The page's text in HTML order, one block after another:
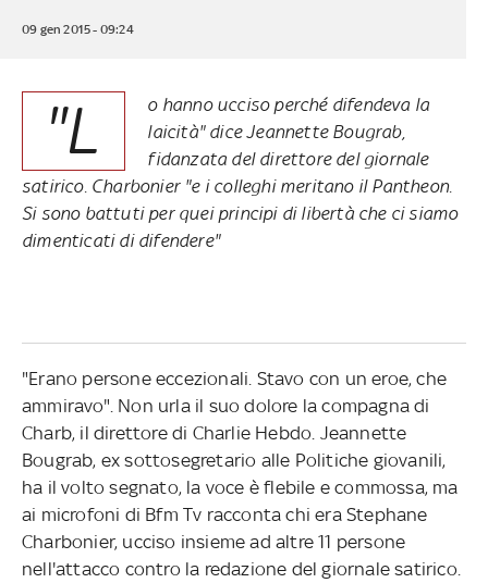
09 gen 2015 - 09:24
"L
o hanno ucciso perché difendeva la
laicità" dice Jeannette Bougrab,
fidanzata del direttore del giornale
satirico. Charbonier "e i colleghi meritano il Pantheon.
Si sono battuti per quei principi di libertà che ci siamo
dimenticati di difendere"
"Erano persone eccezionali. Stavo con un eroe, che
ammiravo". Non urla il suo dolore la compagna di
Charb, il direttore di Charlie Hebdo. Jeannette
Bougrab, ex sottosegretario alle Politiche giovanili,
ha il volto segnato, la voce è flebile e commossa, ma
ai microfoni di Bfm Tv racconta chi era Stephane
Charbonier, ucciso insieme ad altre 11 persone
nell'attacco contro la redazione del giornale satirico.